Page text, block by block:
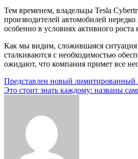
Тем временем, владельцы Tesla
производителей автомобилей
особенно в условиях активного
Как мы видим, сложившаяся ситуация
сталкиваются с необходимостью
ожидают, что компания примет все
Навигация
по
Представлен новый лимитированный
Это стоит знать каждому: названы